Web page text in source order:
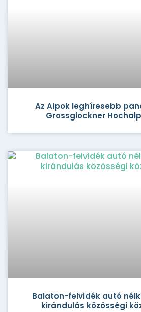
Az Alpok leghíresebb
Grossglockner
Balaton-felvidék autó
kirándulás közösségi